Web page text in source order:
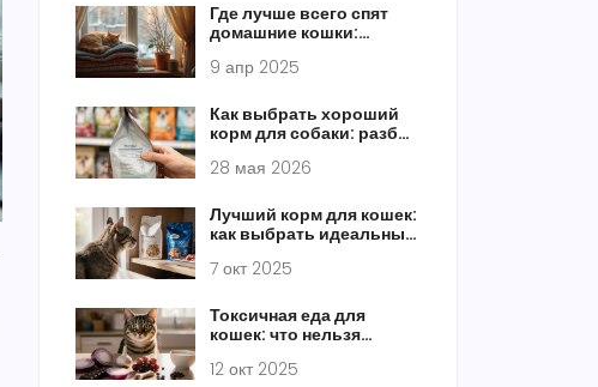
Где лучше всего спят
домашние кошки:
факты о выборе места
9 апр 2025
Как выбрать хороший
корм для собаки: разбор
брендах
28 мая 2026
Лучший корм для кошек:
как выбрать идеальный
7 окт 2025
Токсичная еда для
кошек: что нельзя
12 окт 2025